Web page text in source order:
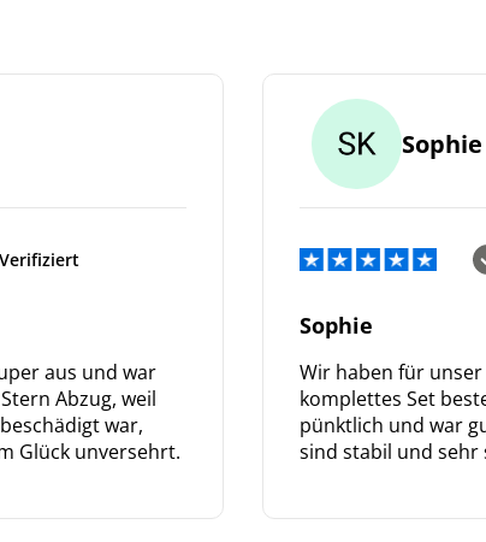
Verifiziert
aus und war
Abzug, weil
war,
Glück unversehrt.
Sophie
Sophie
Wir haben für
komplettes Set
pünktlich und war
sind stabil und sehr